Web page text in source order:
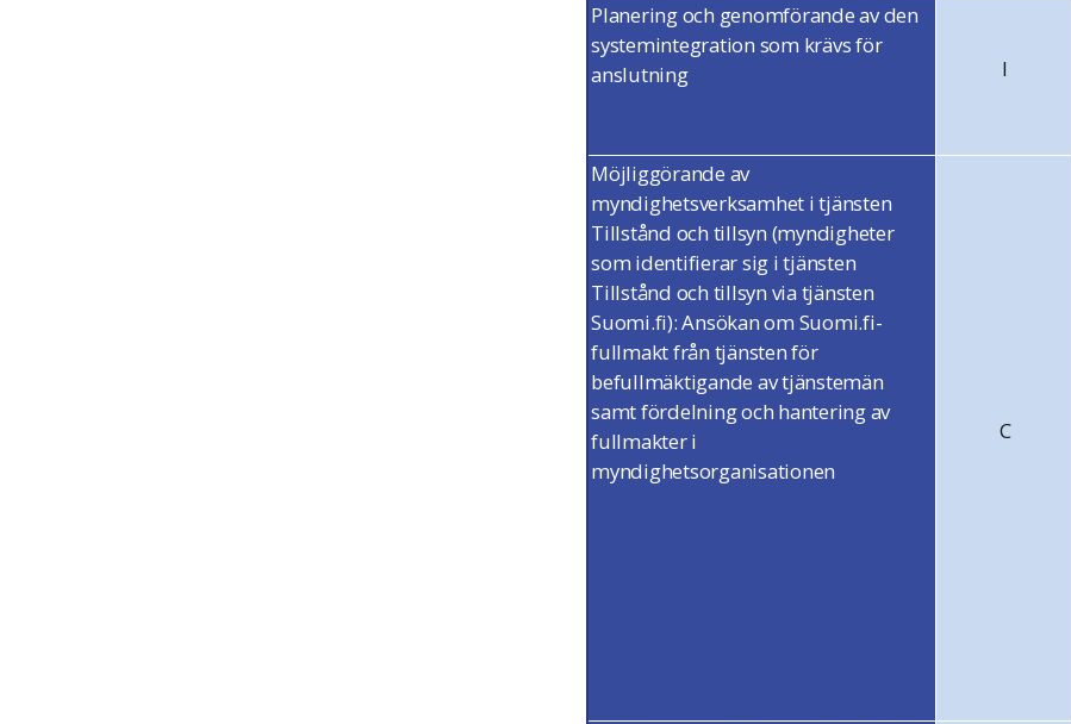
Planering och genomförande av den
systemintegration som krävs för
anslutning
I
Möjliggörande av
myndighetsverksamhet i tjänsten
Tillstånd och tillsyn (myndigheter
som identifierar sig i tjänsten
Tillstånd och tillsyn via tjänsten
Suomi.fi):Ansökan om Suomi.fi-
fullmakt från tjänsten för
befullmäktigande av tjänstemän
samt fördelning och hantering av
fullmakter i
myndighetsorganisationen
C